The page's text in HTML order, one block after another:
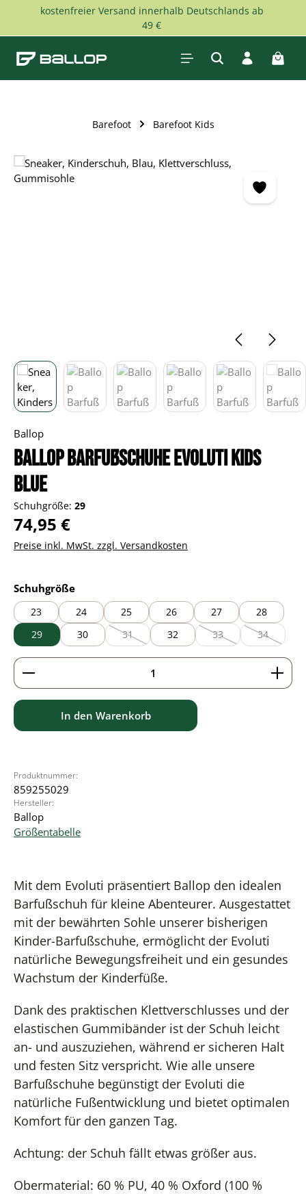
Zum Hauptinhalt springen
kostenfreier Versand innerhalb Deutschlands ab
49 €
Barefoot Barefoot Kids
Bildergalerie überspringen
Ballop
Ballop Barfußschuhe Evoluti Kids
blue
Schuhgröße: 29
Regulärer Preis:
74,95 €
Preise inkl. MwSt. zzgl. Versandkosten
Schuhgrößeauswählen
23 24 25 26 27
28
29
30 31
(Diese Option ist zurzeit nicht verfügbar.)
32 33
(Diese Option ist
34
(Diese
Produkt Anzahl: Gib den gewünschten Wert ein
In den Warenkorb
Produktnummer:
859255029
Hersteller:
Ballop
Größentabelle
Mit dem Evoluti präsentiert Ballop den idealen
Barfußschuh für kleine Abenteurer. Ausgestattet
mit der bewährten Sohle unserer bisherigen
Kinder-Barfußschuhe, ermöglicht der Evoluti
natürliche Bewegungsfreiheit und ein gesundes
Wachstum der Kinderfüße.
Dank des praktischen Klettverschlusses und der
elastischen Gummibänder ist der Schuh leicht
an- und auszuziehen, während er sicheren Halt
und festen Sitz verspricht. Wie alle unsere
Barfußschuhe begünstigt der Evoluti die
natürliche Fußentwicklung und bietet optimalen
Komfort für den ganzen Tag.
Achtung: der Schuh fällt etwas größer aus.
Obermaterial: 60 % PU, 40 % Oxford (100 %